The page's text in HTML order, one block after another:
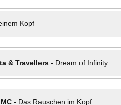
Kopf
& Travellers- Dream of Infinity
- Das Rauschen im Kopf